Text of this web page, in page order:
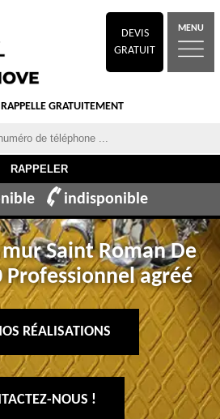
DEVIS
GRATUIT
MENU
GRATUITEMENT
indisponible
Saint Roman De
Professionnel agréé
RÉALISATIONS
NOUS !